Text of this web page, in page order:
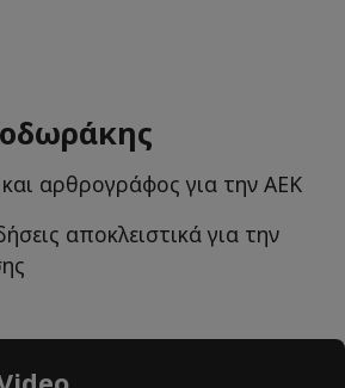
αρθρογράφος για την ΑΕΚ
αποκλειστικά για την